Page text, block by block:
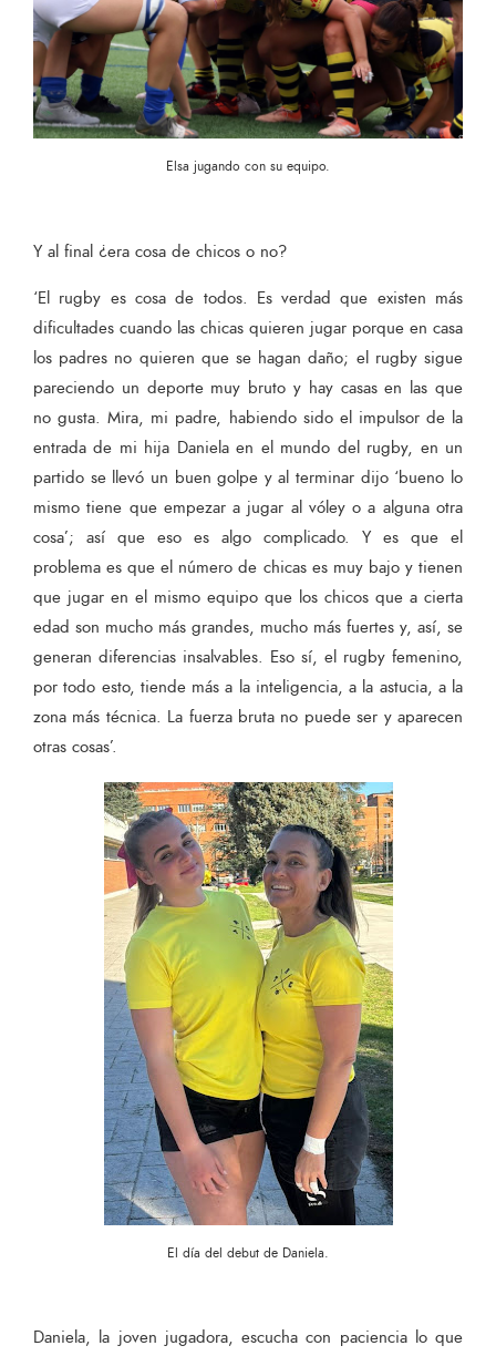
Elsa jugando con su equipo.
Y al final ¿era cosa de chicos o no?
‘El rugby es cosa de todos. Es verdad que existen más
dificultades cuando las chicas quieren jugar porque en casa
los padres no quieren que se hagan daño; el rugby sigue
pareciendo un deporte muy bruto y hay casas en las que
no gusta. Mira, mi padre, habiendo sido el impulsor de la
entrada de mi hija Daniela en el mundo del rugby, en un
partido se llevó un buen golpe y al terminar dijo ‘bueno lo
mismo tiene que empezar a jugar al vóley o a alguna otra
cosa’; así que eso es algo complicado. Y es que el
problema es que el número de chicas es muy bajo y tienen
que jugar en el mismo equipo que los chicos que a cierta
edad son mucho más grandes, mucho más fuertes y, así, se
generan diferencias insalvables. Eso sí, el rugby femenino,
por todo esto, tiende más a la inteligencia, a la astucia, a la
zona más técnica. La fuerza bruta no puede ser y aparecen
otras cosas’.
El día del debut de Daniela.
Daniela, la joven jugadora, escucha con paciencia lo que